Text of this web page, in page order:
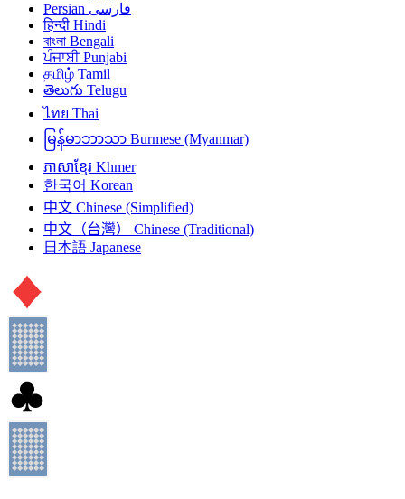
فارسی Persian
हिन्दी Hindi
বাংলা Bengali
ਪੰਜਾਬੀ Punjabi
தமிழ் Tamil
తెలుగు Telugu
ไทย Thai
မြန်မာဘာသာ Burmese (Myanmar)
ភាសាខ្មែរ Khmer
한국어 Korean
中文 Chinese (Simplified)
中文（台灣）
Chinese (Traditional)
日本語 Japanese